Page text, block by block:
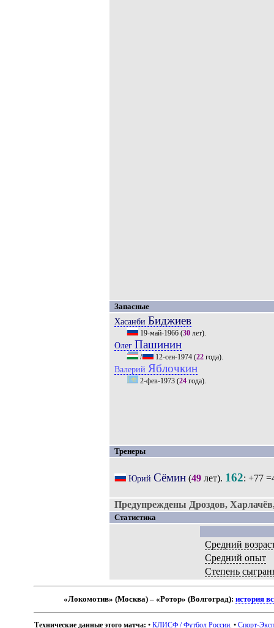
Запасные
Хасанби Биджиев
19-май-1966(30лет).
Олег Пашинин
/ 12-сен-1974(22года).
Валерий Яблочкин
2-фев-1973(24года).
Тренеры
Юрий Сёмин(49лет). 162: +77
Предупреждены Дроздов,
Статистика
Средний
Средний опыт
Степень
«Локомотив» (Москва) – «Ротор» (Волгоград):история
Технические данные этого матча: •КЛИСФ / Футбол России . •Спорт-